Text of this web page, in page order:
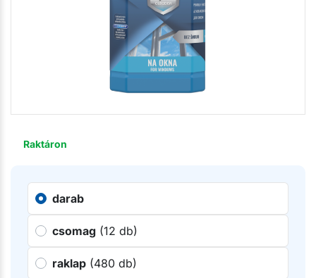
Raktáron
darab
csomag (12 db)
raklap (480 db)